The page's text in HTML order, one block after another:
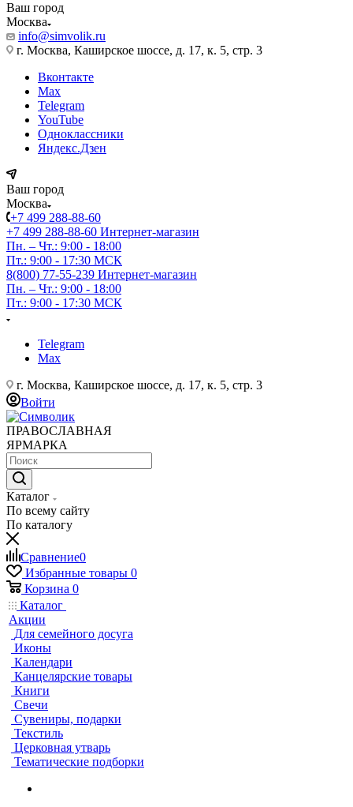
Ваш город
Москва
info@simvolik.ru
г. Москва, Каширское шоссе, д. 17, к. 5, стр. 3
Вконтакте
Max
Telegram
YouTube
Одноклассники
Яндекс.Дзен
Ваш город
Москва
+7 499 288-88-60
+7 499 288-88-60 Интернет-магазин
Пн. – Чт.: 9:00 - 18:00
Пт.: 9:00 - 17:30 МСК
8(800) 77-55-239 Интернет-магазин
Пн. – Чт.: 9:00 - 18:00
Пт.: 9:00 - 17:30 МСК
Telegram
Max
г. Москва, Каширское шоссе, д. 17, к. 5, стр. 3
Войти
ПРАВОСЛАВНАЯ
ЯРМАРКА
Каталог
По всему сайту
По каталогу
Сравнение0
Избранные товары 0
Корзина 0
Каталог
Акции
Для семейного досуга
Иконы
Календари
Канцелярские товары
Книги
Свечи
Сувениры, подарки
Текстиль
Церковная утварь
Тематические подборки